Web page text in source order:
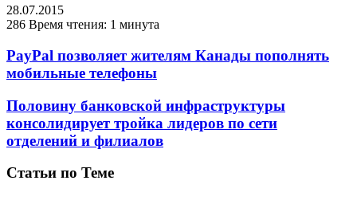
28.07.2015
286 Время чтения: 1 минута
PayPal позволяет жителям Канады пополнять
мобильные телефоны
Половину банковской инфраструктуры
консолидирует тройка лидеров по сети
отделений и филиалов
Статьи по Теме